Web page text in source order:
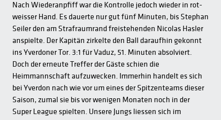
Nach Wiederanpfiff war die Kontrolle jedoch wieder in rot-
weisser Hand. Es dauerte nur gut fünf Minuten, bis Stephan
Seiler den am Strafraumrand freistehenden Nicolas Hasler
anspielte. Der Kapitän zirkelte den Ball daraufhin gekonnt
ins Yverdoner Tor. 3:1 für Vaduz, 51. Minuten absolviert.
Doch der erneute Treffer der Gäste schien die
Heimmannschaft aufzuwecken. Immerhin handelt es sich
bei Yverdon nach wie vor um eines der Spitzenteams dieser
Saison, zumal sie bis vor wenigen Monaten noch in der
Super League spielten. Unsere Jungs liessen sich im